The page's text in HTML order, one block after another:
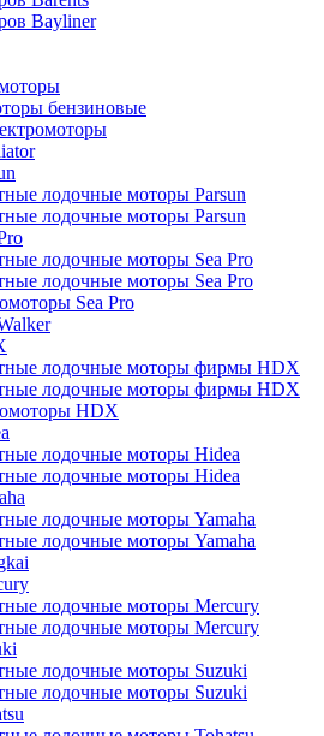
Bayliner
бензиновые
лодочные моторы Parsun
лодочные моторы Parsun
лодочные моторы Sea Pro
лодочные моторы Sea Pro
Sea Pro
лодочные моторы фирмы HDX
лодочные моторы фирмы HDX
HDX
лодочные моторы Hidea
лодочные моторы Hidea
лодочные моторы Yamaha
лодочные моторы Yamaha
лодочные моторы Mercury
лодочные моторы Mercury
лодочные моторы Suzuki
лодочные моторы Suzuki